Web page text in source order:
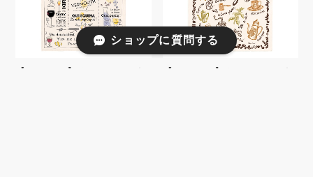
ショップに質問する